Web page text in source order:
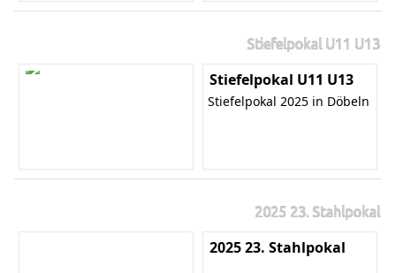
Stiefelpokal U11 U13
Stiefelpokal U11 U13
Stiefelpokal 2025 in Döbeln
2025 23. Stahlpokal
2025 23. Stahlpokal